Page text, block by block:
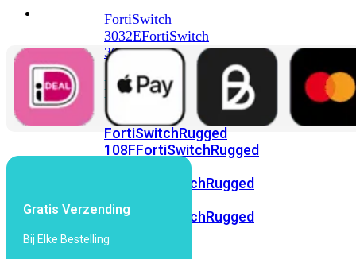
FortiSwitch
3032EFortiSwitch
3032G
FortiSwitch
Ruggedized
FortiSwitchRugged
108FFortiSwitchRugged
FortiSwitchRugged
POE FortiSwitchRugged
424F-
POE
Gratis Verzending
Bij Elke Bestelling